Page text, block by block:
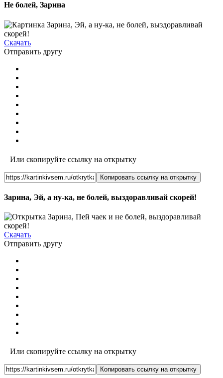
Не болей, Зарина
Скачать
Отправить другу
Или скопируйте ссылку на открытку
Копировать ссылку на открытку
Зарина, Эй, а ну-ка, не болей, выздоравливай скорей!
Скачать
Отправить другу
Или скопируйте ссылку на открытку
Копировать ссылку на открытку